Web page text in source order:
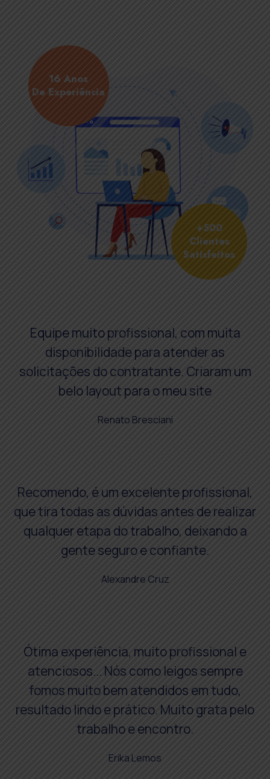
16 Anos
De Experiência
+500
Clientes
Satisfeitos
Equipe muito profissional, com muita
disponibilidade para atender as
solicitações do contratante. Criaram um
belo layout para o meu site
Renato Bresciani
Recomendo, é um excelente profissional,
que tira todas as dúvidas antes de realizar
qualquer etapa do trabalho, deixando a
gente seguro e confiante.
Alexandre Cruz
Ótima experiência, muito profissional e
atenciosos... Nós como leigos sempre
fomos muito bem atendidos em tudo,
resultado lindo e prático. Muito grata pelo
trabalho e encontro.
Erika Lemos